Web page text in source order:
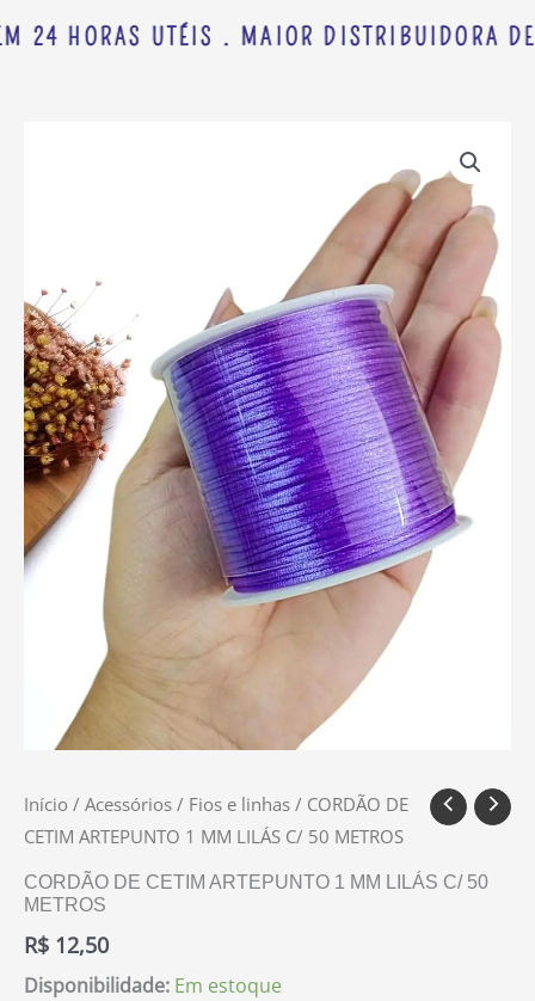
24 HORAS UTÉIS . MAIOR DISTRIBUIDORA
Início / Acessórios / Fios e linhas / CORDÃO DE
CETIM ARTEPUNTO 1 MM LILÁS C/ 50 METROS
CORDÃO DE CETIM ARTEPUNTO 1 MM LILÁS C/ 50
METROS
R$ 12,50
Disponibilidade: Em estoque
MM
LILÁS
C/
50
METROS
quantidade